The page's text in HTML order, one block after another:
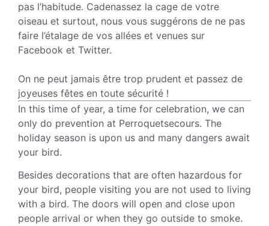
pas l’habitude. Cadenassez la cage de votre
oiseau et surtout, nous vous suggérons de ne pas
faire l’étalage de vos allées et venues sur
Facebook et Twitter.
On ne peut jamais être trop prudent et passez de
joyeuses fêtes en toute sécurité !
In this time of year, a time for celebration, we can
only do prevention at Perroquetsecours. The
holiday season is upon us and many dangers await
your bird.
Besides decorations that are often hazardous for
your bird, people visiting you are not used to living
with a bird. The doors will open and close upon
people arrival or when they go outside to smoke.